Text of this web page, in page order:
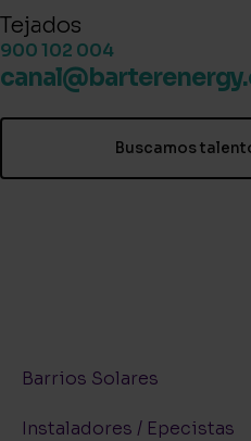
Tejados
900 102 004
Buscamos
Barrios Solares
Instaladores / Epecistas